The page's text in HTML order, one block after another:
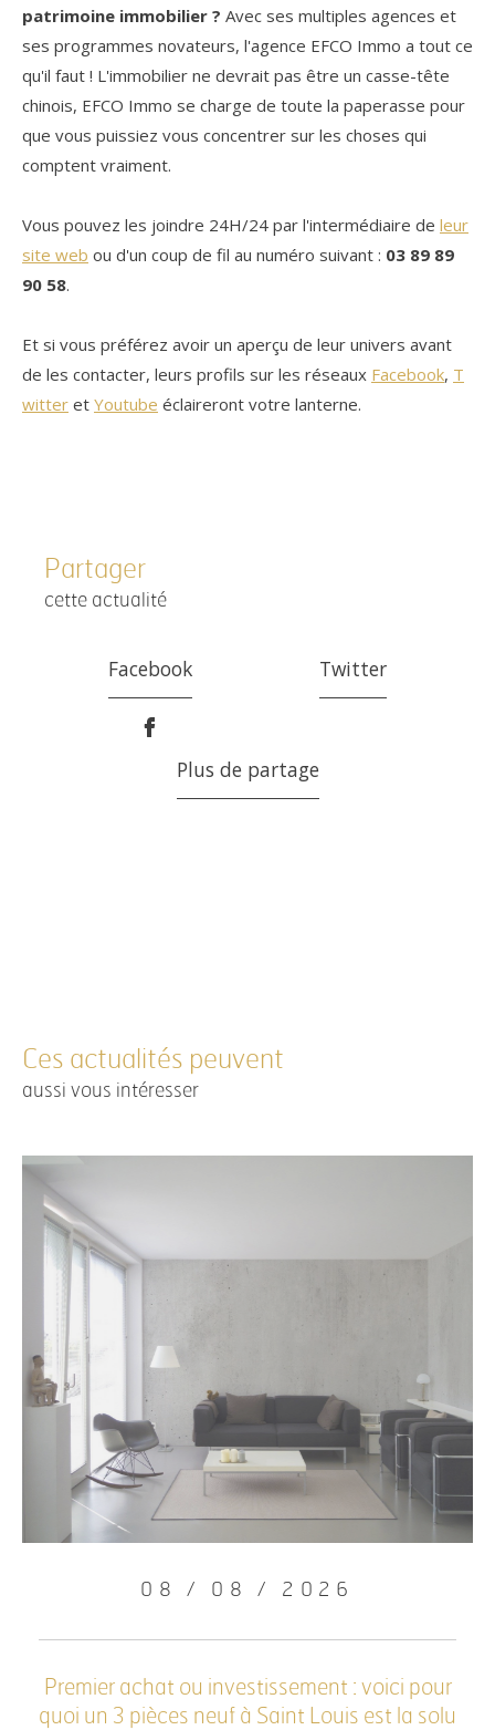
patrimoine immobilier ? Avec ses multiples agences et
ses programmes novateurs, l'agence EFCO Immo a tout ce
qu'il faut ! L'immobilier ne devrait pas être un casse-tête
chinois, EFCO Immo se charge de toute la paperasse pour
que vous puissiez vous concentrer sur les choses qui
comptent vraiment.
Vous pouvez les joindre 24H/24 par l'intermédiaire de leur
site web ou d'un coup de fil au numéro suivant : 03 89 89
90 58.
Et si vous préférez avoir un aperçu de leur univers avant
de les contacter, leurs profils sur les réseaux Facebook, T
witter et Youtube éclaireront votre lanterne.
Partager
cette actualité
Facebook Twitter
Plus de partage
Ces actualités peuvent
aussi vous intéresser
08 / 08 / 2026
Premier achat ou investissement : voici pour
quoi un 3 pièces neuf à Saint Louis est la solu